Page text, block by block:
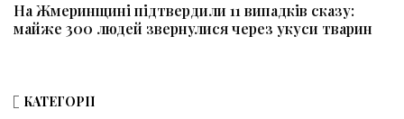
На Жмеринщині підтвердили 11 випадків сказу:
майже 300 людей звернулися через укуси тварин
КАТЕГОРІЇ